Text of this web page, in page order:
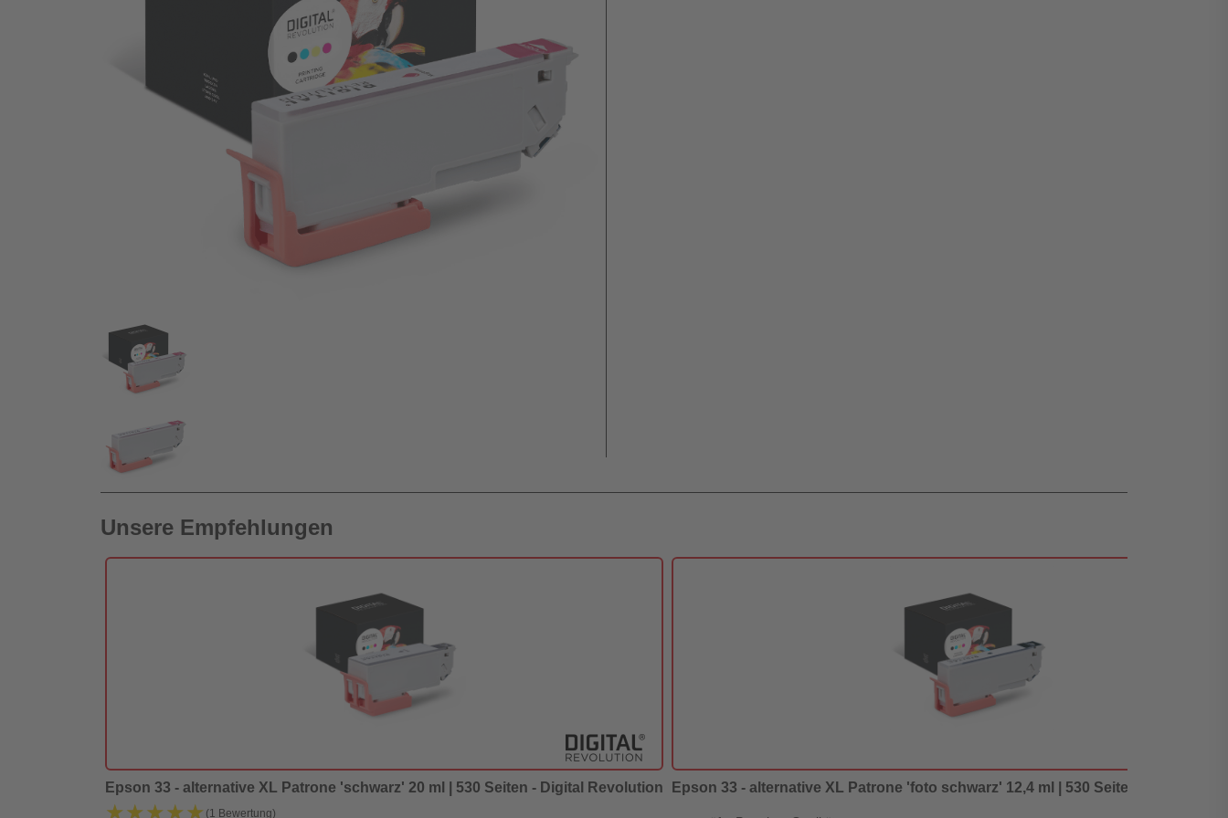
Unsere Empfehlungen
Epson 33 - alternative XL Patrone 'schwarz' 20 ml | 530 Seiten - Digital Revolution
★★★★★
★★★★★ (1 Bewertung)
Epson 33 - alternative XL Patrone 'foto schwarz' 12,4 ml | 530 Seiten - Digital